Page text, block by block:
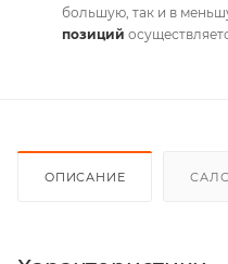
большую, так и в
позиций
ОПИСАНИЕ